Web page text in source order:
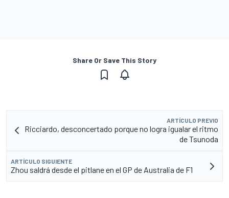
Share Or Save This Story
ARTÍCULO PREVIO
Ricciardo, desconcertado porque no logra igualar el ritmo
de Tsunoda
ARTÍCULO SIGUIENTE
Zhou saldrá desde el pitlane en el GP de Australia de F1